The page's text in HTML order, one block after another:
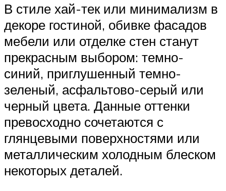
В стиле хай-тек или минимализм в
декоре гостиной, обивке фасадов
мебели или отделке стен станут
прекрасным выбором: темно-
синий, приглушенный темно-
зеленый, асфальтово-серый или
черный цвета. Данные оттенки
превосходно сочетаются с
глянцевыми поверхностями или
металлическим холодным блеском
некоторых деталей.